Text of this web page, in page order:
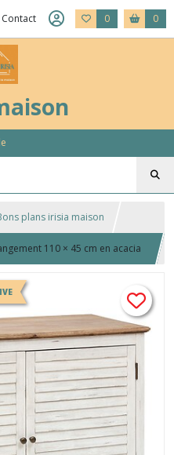
Contact 0 0
plans irisia maison
110 × 45 cm en acacia